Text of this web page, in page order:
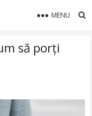
MENU
să porți